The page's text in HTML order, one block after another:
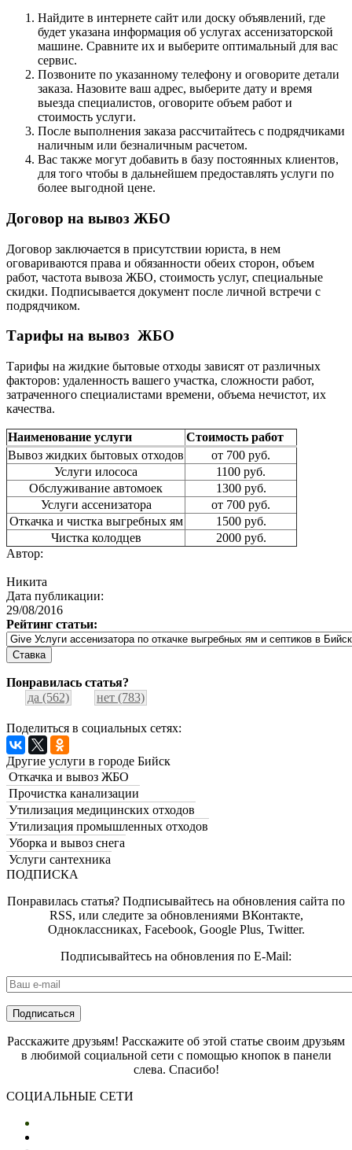
Найдите в интернете сайт или доску объявлений, где
будет указана информация об услугах ассенизаторской
машине. Сравните их и выберите оптимальный для вас
сервис.
Позвоните по указанному телефону и оговорите детали
заказа. Назовите ваш адрес, выберите дату и время
выезда специалистов, оговорите объем работ и
стоимость услуги.
После выполнения заказа рассчитайтесь с подрядчиками
наличным или безналичным расчетом.
Вас также могут добавить в базу постоянных клиентов,
для того чтобы в дальнейшем предоставлять услуги по
более выгодной цене.
Договор на вывоз ЖБО
Договор заключается в присутствии юриста, в нем
оговариваются права и обязанности обеих сторон, объем
работ, частота вывоза ЖБО, стоимость услуг, специальные
скидки. Подписывается документ после личной встречи с
подрядчиком.
Тарифы на вывоз ЖБО
Тарифы на жидкие бытовые отходы зависят от различных
факторов: удаленность вашего участка, сложности работ,
затраченного специалистами времени, объема нечистот, их
качества.
Наименование услуги
Стоимость работ
Вывоз жидких бытовых отходов
от 700 руб.
Услуги илососа
1100 руб.
Обслуживание автомоек
1300 руб.
Услуги ассенизатора
от 700 руб.
Откачка и чистка выгребных ям
1500 руб.
Чистка колодцев
2000 руб.
Автор:
Никита
Дата публикации:
29/08/2016
Рейтинг статьи:
Понравилась статья?
да (562)
нет (783)
Поделиться в социальных сетях:
Другие услуги в городе Бийск
Откачка и вывоз ЖБО
Прочистка канализации
Утилизация медицинских отходов
Утилизация промышленных отходов
Уборка и вывоз снега
Услуги сантехника
ПОДПИСКА
Понравилась статья? Подписывайтесь на обновления сайта по
RSS, или следите за обновлениями ВКонтакте,
Одноклассниках, Facebook, Google Plus, Twitter.
Подписывайтесь на обновления по E-Mail:
E-mail*
Расскажите друзьям! Расскажите об этой статье своим друзьям
в любимой социальной сети с помощью кнопок в панели
слева. Спасибо!
СОЦИАЛЬНЫЕ СЕТИ